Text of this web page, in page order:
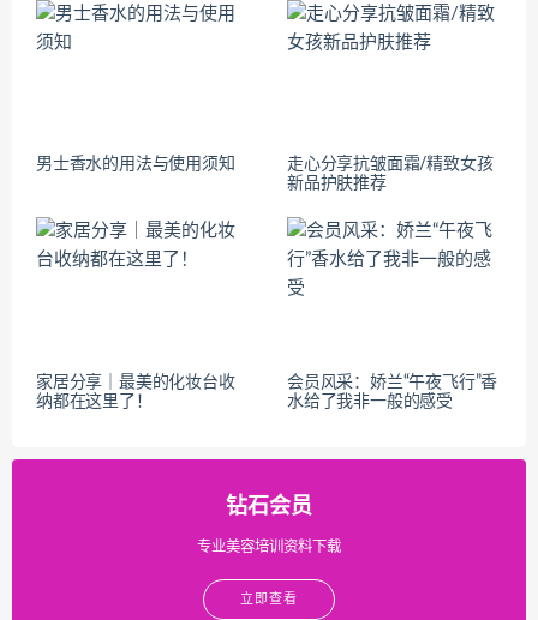
男士香水的用法与使用须知
走心分享抗皱面霜/精致女孩
新品护肤推荐
家居分享｜最美的化妆台收
纳都在这里了！
会员风采：娇兰“午夜飞行”香
水给了我非一般的感受
钻石会员
专业美容培训资料下载
立即查看